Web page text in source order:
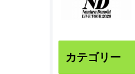
カテゴリー